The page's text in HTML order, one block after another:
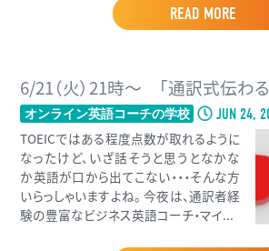
READ MORE
6/21（火）21時〜 「通訳式伝わ
オンライン英語コーチの学校 JUN 24,
TOEICではある程度点数が取れるように
なったけど、いざ話そうと思うとなかな
か英語が口から出てこない・・・そんな方
いらっしゃいますよね。 今夜は、通訳者経
験の豊富なビジネス英語コーチ・マイ...